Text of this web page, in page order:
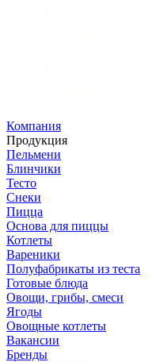
Компания
Продукция
Пельмени
Блинчики
Тесто
Снеки
Пицца
Основа для пиццы
Котлеты
Вареники
Полуфабрикаты из теста
Готовые блюда
Овощи, грибы, смеси
Ягоды
Овощные котлеты
Вакансии
Бренды